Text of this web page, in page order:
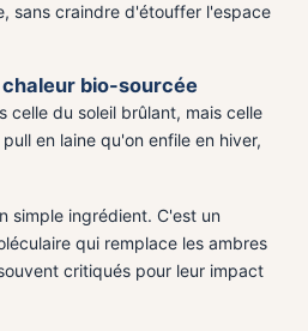
sans craindre d'étouffer l'espace
bio-sourcée
celle du soleil brûlant, mais celle
en laine qu'on enfile en hiver,
simple ingrédient. C'est un
qui remplace les ambres
critiqués pour leur impact